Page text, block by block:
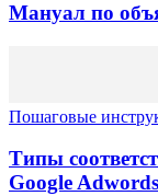
Мануал по
Пошаговые
Типы
Google Adwords